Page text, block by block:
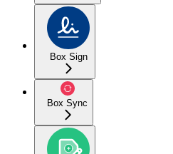
Box Sign
Box Sync